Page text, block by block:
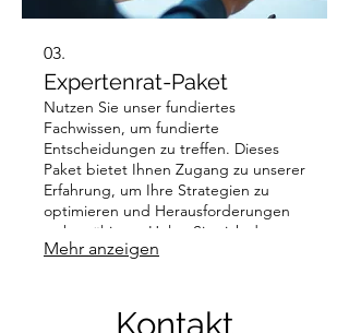
03.
Expertenrat-Paket
Nutzen Sie unser fundiertes
Fachwissen, um fundierte
Entscheidungen zu treffen. Dieses
Paket bietet Ihnen Zugang zu unserer
Erfahrung, um Ihre Strategien zu
optimieren und Herausforderungen
zu bewältigen. Holen Sie sich den
nötigen Vorsprung, um Ihr Vorhaben
Mehr anzeigen
Kontakt